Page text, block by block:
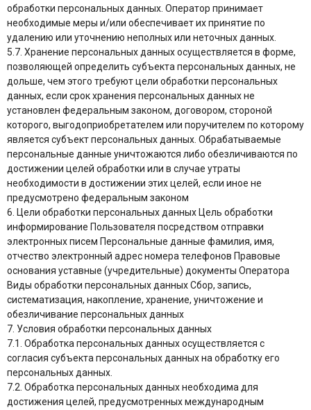
обработки персональных данных. Оператор принимает
необходимые меры и/или обеспечивает их принятие по
удалению или уточнению неполных или неточных данных.
5.7. Хранение персональных данных осуществляется в форме,
позволяющей определить субъекта персональных данных, не
дольше, чем этого требуют цели обработки персональных
данных, если срок хранения персональных данных не
установлен федеральным законом, договором, стороной
которого, выгодоприобретателем или поручителем по которому
является субъект персональных данных. Обрабатываемые
персональные данные уничтожаются либо обезличиваются по
достижении целей обработки или в случае утраты
необходимости в достижении этих целей, если иное не
предусмотрено федеральным законом
6. Цели обработки персональных данных Цель обработки
информирование Пользователя посредством отправки
электронных писем Персональные данные фамилия, имя,
отчество электронный адрес номера телефонов Правовые
основания уставные (учредительные) документы Оператора
Виды обработки персональных данных Сбор, запись,
систематизация, накопление, хранение, уничтожение и
обезличивание персональных данных
7. Условия обработки персональных данных
7.1. Обработка персональных данных осуществляется с
согласия субъекта персональных данных на обработку его
персональных данных.
7.2. Обработка персональных данных необходима для
достижения целей, предусмотренных международным